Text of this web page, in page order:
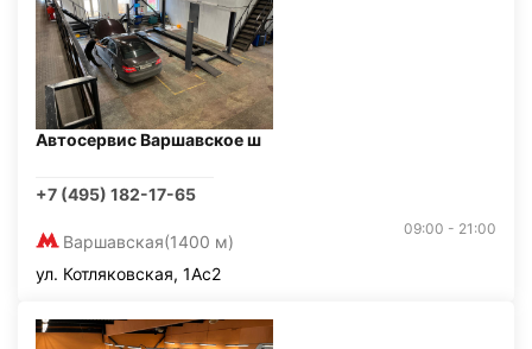
Автосервис Варшавское ш
+7 (495) 182-17-65
Варшавская(1400 м)
09:00 - 21:00
ул. Котляковская, 1Ас2